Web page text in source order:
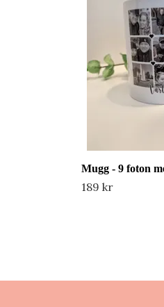
Mugg - 9 foton
189 kr